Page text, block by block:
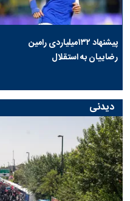
پیشنهاد ۱۳۲میلیاردی رامین
رضاییان به استقلال
دیدنی